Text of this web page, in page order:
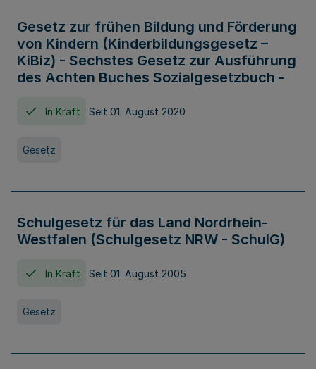
Gesetz zur frühen Bildung und Förderung
von Kindern (Kinderbildungsgesetz –
KiBiz) - Sechstes Gesetz zur Ausführung
des Achten Buches Sozialgesetzbuch -
In Kraft Seit 01. August 2020
Gesetz
Schulgesetz für das Land Nordrhein-
Westfalen (Schulgesetz NRW - SchulG)
In Kraft Seit 01. August 2005
Gesetz